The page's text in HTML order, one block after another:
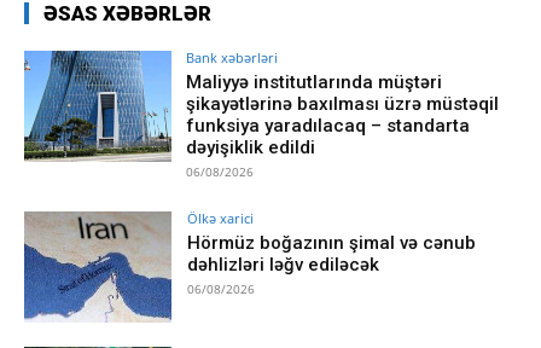
ƏSAS XƏBƏRLƏR
Bank xəbərləri
Maliyyə institutlarında müştəri
şikayətlərinə baxılması üzrə müstəqil
funksiya yaradılacaq – standarta
dəyişiklik edildi
06/08/2026
Ölkə xarici
Hörmüz boğazının şimal və cənub
dəhlizləri ləğv ediləcək
06/08/2026